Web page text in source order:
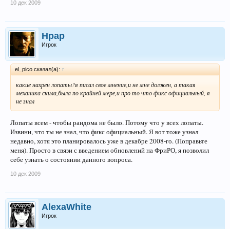
10 дек 2009
Hpap
Игрок
el_pico сказал(а): ↑
какие нахрен лопаты?я писал свое мнение,и не мне должен, а такая
механика скила,была по крайней мере,и про то что фикс официальный, я
не знал
Лопаты всем - чтобы рандома не было. Потому что у всех лопаты.
Извини, что ты не знал, что фикс официальный. Я вот тоже узнал
недавно, хотя это планировалось уже в декабре 2008-го. (Поправьте
меня). Просто в связи с введением обновлений на ФриРО, я позволил
себе узнать о состоянии данного вопроса.
10 дек 2009
AlexaWhite
Игрок